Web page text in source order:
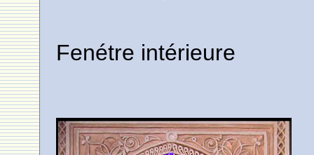
Fenétre intérieure